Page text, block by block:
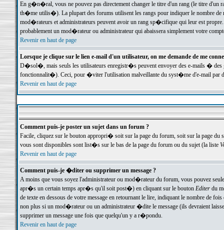
En g�n�ral, vous ne pouvez pas directement changer le titre d'un rang (le titre d'un
th�me utilis�). La plupart des forums utilisent les rangs pour indiquer le nombre de
mod�rateurs et administrateurs peuvent avoir un rang sp�cifique qui leur est
probablement un mod�rateur ou administrateur qui abaissera simplement votre
Revenir en haut de page
Lorsque je clique sur le lien e-mail d'un utilisateur, on me demande de me
D�sol�, mais seuls les utilisateurs enregistr�s peuvent envoyer des e-mails �
fonctionnalit�). Ceci, pour �viter l'utilisation malveillante du syst�me d'e-mail par
Revenir en haut de page
Comment puis-je poster un sujet dans un forum ?
Facile, cliquez sur le bouton appropri� soit sur la page du forum, soit sur la page du
vous sont disponibles sont list�s sur le bas de la page du forum ou du sujet (la liste
Revenir en haut de page
Comment puis-je �diter ou supprimer un message ?
A moins que vous soyez l'administrateur ou mod�rateur du forum, vous pouvez
apr�s un certain temps apr�s qu'il soit post�) en cliquant sur le bouton Editerdu
de texte en dessous de votre message en retournant le lire, indiquant le nombre
non plus si un mod�rateur ou un administrateur �dite le message (ils devraient
supprimer un message une fois que quelqu'un y a r�pondu.
Revenir en haut de page